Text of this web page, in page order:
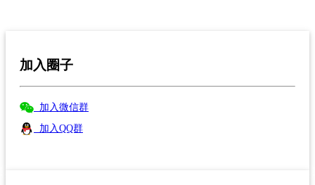
加入圈子
加入微信群
加入QQ群